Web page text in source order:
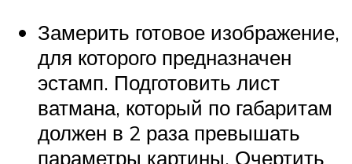
Замерить готовое изображение,
для которого предназначен
эстамп. Подготовить лист
ватмана, который по габаритам
должен в 2 раза превышать
параметры картины. Очертить